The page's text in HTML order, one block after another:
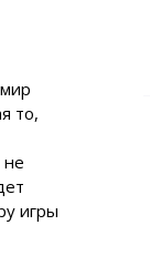
то,
не
игры